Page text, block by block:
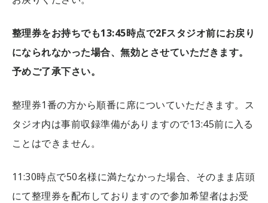
整理券をお持ちでも13:45時点で2Fスタジオ前にお戻り
になられなかった場合、無効とさせていただきます。
予めご了承下さい。
整理券1番の方から順番に席についていただきます。ス
タジオ内は事前収録準備がありますので13:45前に入る
ことはできません。
11:30時点で50名様に満たなかった場合、そのまま店頭
にて整理券を配布しておりますので参加希望者はお受